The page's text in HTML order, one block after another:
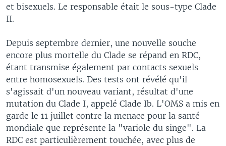
et bisexuels. Le responsable était le sous-type Clade
II.
Depuis septembre dernier, une nouvelle souche
encore plus mortelle du Clade se répand en RDC,
étant transmise également par contacts sexuels
entre homosexuels. Des tests ont révélé qu'il
s'agissait d'un nouveau variant, résultat d'une
mutation du Clade I, appelé Clade Ib. L'OMS a mis en
garde le 11 juillet contre la menace pour la santé
mondiale que représente la "variole du singe". La
RDC est particulièrement touchée, avec plus de